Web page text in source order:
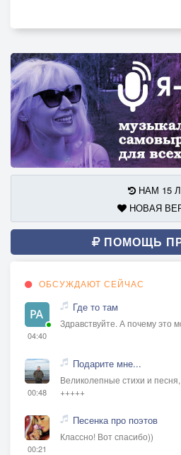
НАМ 15
НОВАЯ
ПОМОЩЬ
ОБСУЖДАЮТ СЕЙЧАС
04:40
Где то там
Здравствуйте. А почему это
00:48
Подарите мне...
Великолепные стихи и
+++++
00:21
Песенка про поэтов
Классно! Вот спасибо))